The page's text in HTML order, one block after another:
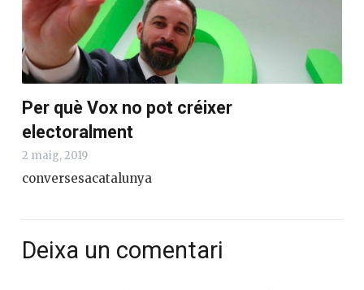
Per què Vox no pot créixer
electoralment
2 maig, 2019
conversesacatalunya
Deixa un comentari